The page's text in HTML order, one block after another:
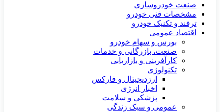
صنعت خودروسازی
مشخصات فنی خودرو
ترفند و تکنیک خودرو
اقتصاد عمومی
بورس و سهام خودرو
صنعت، بازرگانی و خدمات
کارآفرینی و بازاریابی
تکنولوژی
ارزدیجیتال و فارکس
اخبار انرژی
پزشکی و سلامت
عمومی و سبک زندگی